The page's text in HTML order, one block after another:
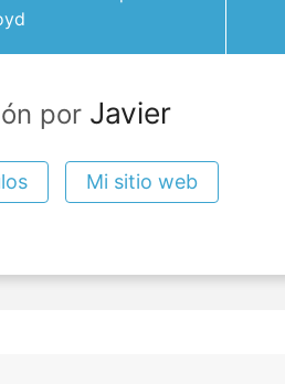
por Javier
Mi sitio web